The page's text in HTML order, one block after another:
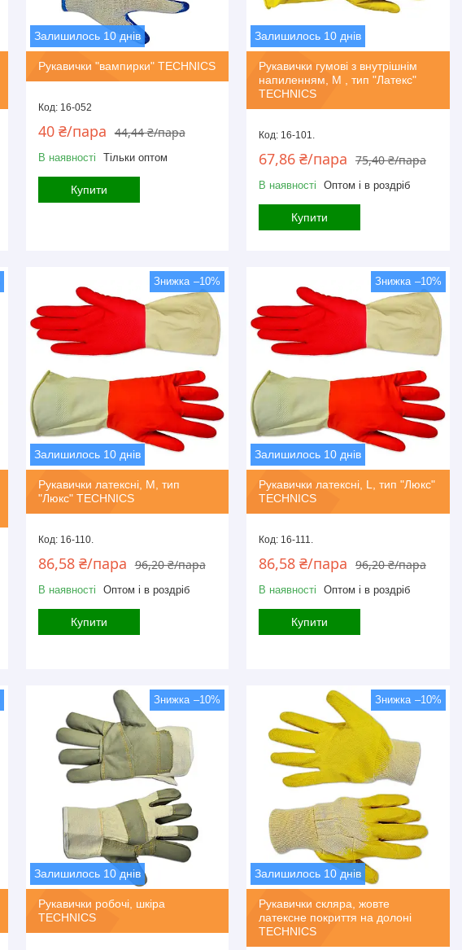
Залишилось 10 днів
Рукавички "вампирки" TECHNICS
16-052
44,44 ₴/пара
40 ₴/пара
В наявності Тільки оптом
Купити
Залишилось 10 днів
Рукавички гумові з внутрішнім
напиленням, М , тип "Латекс"
TECHNICS
16-101.
75,40 ₴/пара
67,86 ₴/пара
В наявності Оптом і в роздріб
Купити
–10%
Залишилось 10 днів
Рукавички латексні, M, тип
"Люкс" TECHNICS
16-110.
96,20 ₴/пара
86,58 ₴/пара
В наявності Оптом і в роздріб
Купити
–10%
Залишилось 10 днів
Рукавички латексні, L, тип "Люкс"
TECHNICS
16-111.
96,20 ₴/пара
86,58 ₴/пара
В наявності Оптом і в роздріб
Купити
–10%
Залишилось 10 днів
Рукавички робочі, шкіра
TECHNICS
–10%
Залишилось 10 днів
Рукавички скляра, жовте
латексне покриття на долоні
TECHNICS